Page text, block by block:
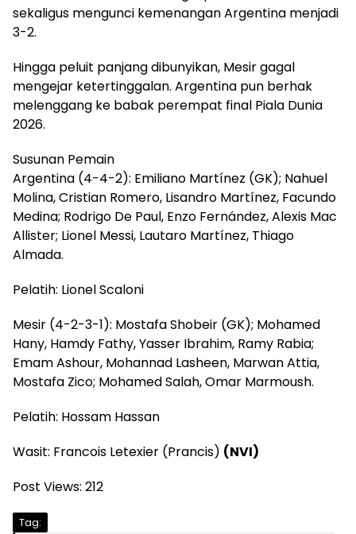
sekaligus mengunci kemenangan Argentina menjadi
3-2.
Hingga peluit panjang dibunyikan, Mesir gagal
mengejar ketertinggalan. Argentina pun berhak
melenggang ke babak perempat final Piala Dunia
2026.
Susunan Pemain
Argentina (4-4-2): Emiliano Martínez (GK); Nahuel
Molina, Cristian Romero, Lisandro Martínez, Facundo
Medina; Rodrigo De Paul, Enzo Fernández, Alexis Mac
Allister; Lionel Messi, Lautaro Martínez, Thiago
Almada.
Pelatih: Lionel Scaloni
Mesir (4-2-3-1): Mostafa Shobeir (GK); Mohamed
Hany, Hamdy Fathy, Yasser Ibrahim, Ramy Rabia;
Emam Ashour, Mohannad Lasheen, Marwan Attia,
Mostafa Zico; Mohamed Salah, Omar Marmoush.
Pelatih: Hossam Hassan
Wasit: Francois Letexier (Prancis) (NVI)
Post Views: 212
Tag: